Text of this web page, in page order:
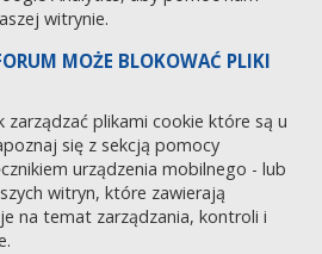
witrynie.
MOŻE BLOKOWAĆ PLIKI
zarządzać plikami cookie które są u
się z sekcją pomocy
urządzenia mobilnego - lub
witryn, które zawierają
na temat zarządzania, kontroli i